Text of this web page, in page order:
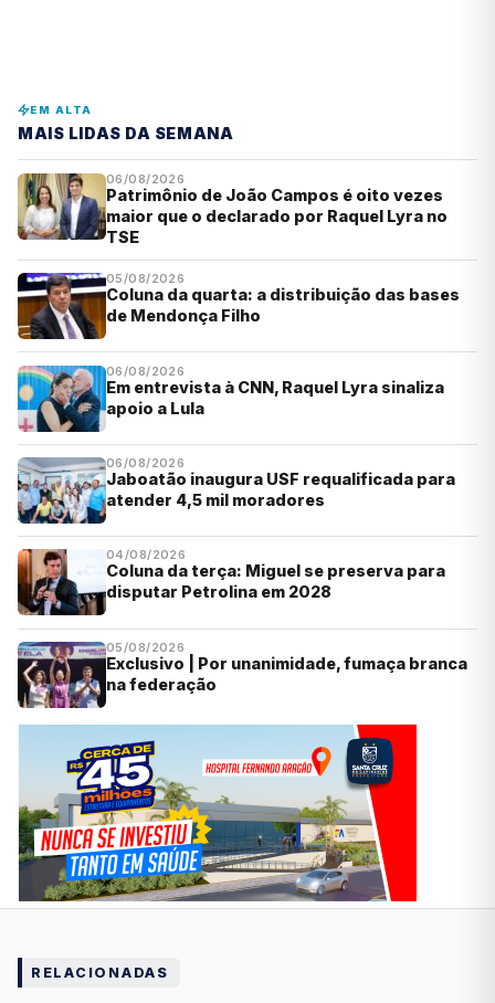
EM ALTA
MAIS LIDAS DA SEMANA
06/08/2026
Patrimônio de João Campos é oito vezes
maior que o declarado por Raquel Lyra no
TSE
05/08/2026
Coluna da quarta: a distribuição das bases
de Mendonça Filho
06/08/2026
Em entrevista à CNN, Raquel Lyra sinaliza
apoio a Lula
06/08/2026
Jaboatão inaugura USF requalificada para
atender 4,5 mil moradores
04/08/2026
Coluna da terça: Miguel se preserva para
disputar Petrolina em 2028
05/08/2026
Exclusivo | Por unanimidade, fumaça branca
na federação
RELACIONADAS